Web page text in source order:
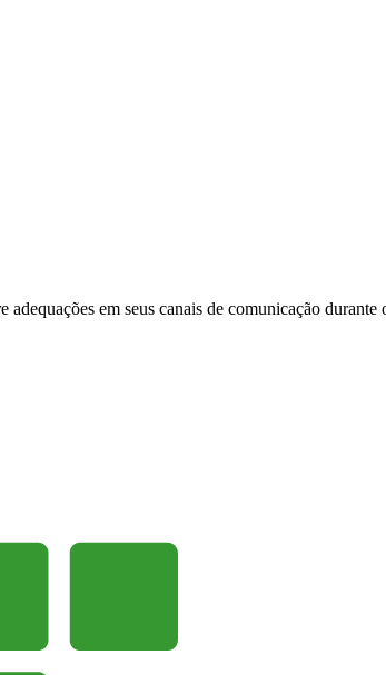
em seus canais de comunicação durante